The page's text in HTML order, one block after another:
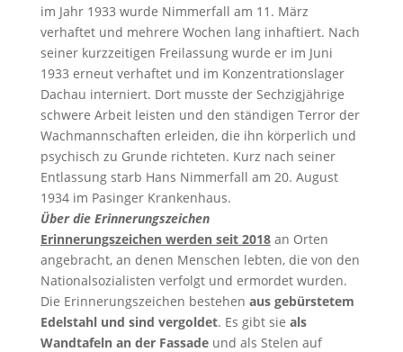
im Jahr 1933 wurde Nimmerfall am 11. März
verhaftet und mehrere Wochen lang inhaftiert. Nach
seiner kurzzeitigen Freilassung wurde er im Juni
1933 erneut verhaftet und im Konzentrationslager
Dachau interniert. Dort musste der Sechzigjährige
schwere Arbeit leisten und den ständigen Terror der
Wachmannschaften erleiden, die ihn körperlich und
psychisch zu Grunde richteten. Kurz nach seiner
Entlassung starb Hans Nimmerfall am 20. August
1934 im Pasinger Krankenhaus.
Über die Erinnerungszeichen
Erinnerungszeichen werden seit 2018an Orten
angebracht, an denen Menschen lebten, die von den
Nationalsozialisten verfolgt und ermordet wurden.
Die Erinnerungszeichen bestehen aus gebürstetem
Edelstahl und sind vergoldet. Es gibt sie als
Wandtafeln an der Fassadeund als Stelen auf